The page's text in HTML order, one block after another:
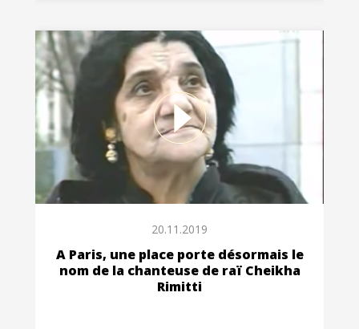
20.11.2019
A Paris, une place porte désormais le
nom de la chanteuse de raï Cheikha
Rimitti